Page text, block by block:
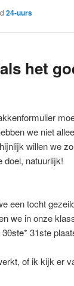
24-uurs
het
we niet
willen we
doel, natuurlijk!
een tocht
we in onze
30ste* 31ste
of ik kijk er